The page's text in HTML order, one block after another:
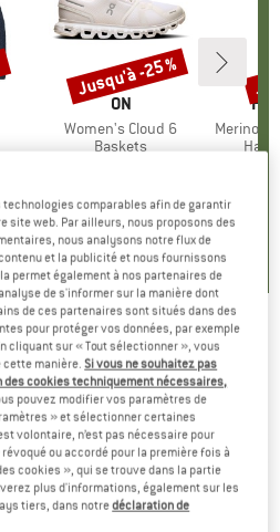
MARQUE
ON
Article
Women's Cloud 6
Product group
Baskets
+9
4,7(48)
Remise
Jusqu'à -25 %
Article
MerinoMix150
Haut
Volley 14'' -
comparables afin de garantir
site web. Par ailleurs, nous proposons des
nous analysons notre flux de
et la publicité et nous fournissons
permet également à nos partenaires de
de s'informer sur la manière dont
de ces partenaires sont situés dans des
pour protéger vos données, par exemple
cliquant sur « Tout sélectionner », vous
cette manière.Si vous ne souhaitez pas
des cookies techniquement nécessaires,
pouvez modifier vos paramètres de
» et sélectionner certaines
volontaire, n’est pas nécessaire pour
ou accordé pour la première fois à
cookies », qui se trouve dans la partie
plus d'informations, également sur les
tiers, dans notredéclaration de